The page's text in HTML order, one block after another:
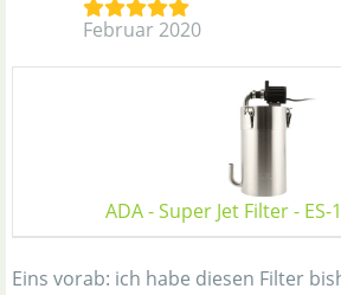
Februar 2020
ADA - Super Jet Filter - ES-
Eins vorab: ich habe diesen Filter